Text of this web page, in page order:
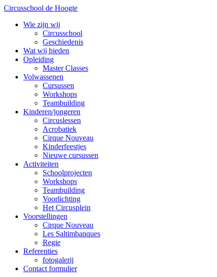
Circusschool de Hoogte
Wie zijn wij
Circusschool
Geschiedenis
Wat wij bieden
Opleiding
Master Classes
Volwassenen
Cursussen
Workshops
Teambuilding
Kinderen/jongeren
Circuslessen
Acrobatiek
Cirque Nouveau
Kinderfeestjes
Nieuwe cursussen
Activiteiten
Schoolprojecten
Workshops
Teambuilding
Voorlichting
Het Circusplein
Voorstellingen
Cirque Nouveau
Les Saltimbanques
Regie
Referenties
fotogalerij
Contact formulier